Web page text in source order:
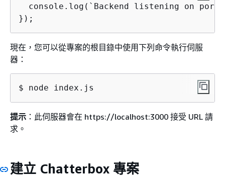
console.log(`Backend listening on port
});
現在，您可以從專案的根目錄中使用下列命令執行伺服
器：
$ node index.js
提示 ：此伺服器會在 https://localhost:3000 接受 URL 請
求。
建立 Chatterbox 專案